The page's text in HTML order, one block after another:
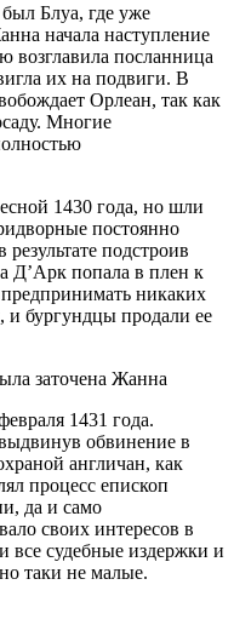
Блуа, где уже
начала наступление
возглавила посланница
их на подвиги. В
Орлеан, так как
Многие
1430 года, но шли
постоянно
подстроив
Д’Арк попала в плен к
никаких
бургундцы продали ее
заточена Жанна
1431 года.
обвинение в
англичан, как
процесс епископ
да и само
своих интересов в
все судебные издержки и
таки не малые.